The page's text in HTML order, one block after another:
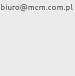
biuro@mcm.com.pl